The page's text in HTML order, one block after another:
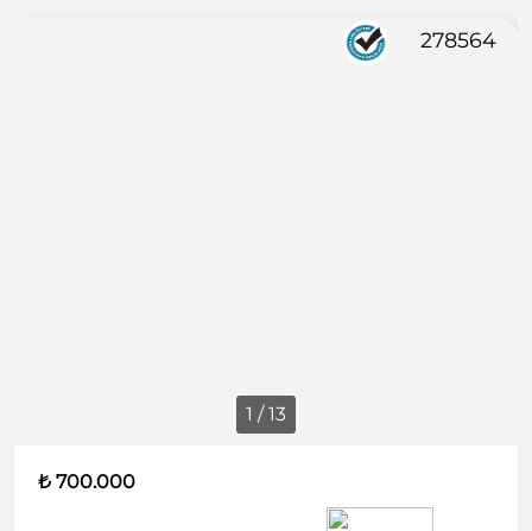
1 / 13
278564
₺ 700.000